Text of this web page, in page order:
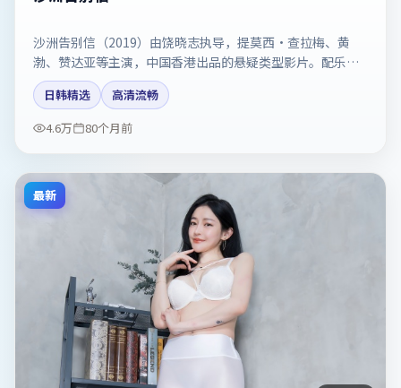
沙洲告别信（2019）由饶晓志执导，提莫西·查拉梅、黄
渤、赞达亚等主演，中国香港出品的悬疑类型影片。配乐与
剪辑强化了宿命感。剧情简介与主创信息可供检索参考，上
映日期以片方资料为准。
日韩精选
高清流畅
4.6万
80个月前
最新